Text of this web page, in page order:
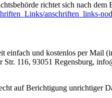
richtet sich nach dem
anschriften_links-
einfach und kostenlos per Mail
116, 93051 Regensburg,
auf Berichtigung unrichtiger